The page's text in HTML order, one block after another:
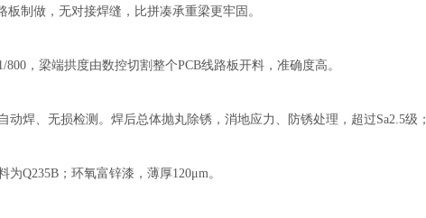
板制做，无对接焊缝，比拼凑承重梁更牢固。
800，梁端拱度由数控切割整个PCB线路板开料，准确度高。
动焊、无损检测。焊后总体抛丸除锈，消地应力、防锈处理，超过Sa2.5级；
为Q235B；环氧富锌漆，薄厚120μm。